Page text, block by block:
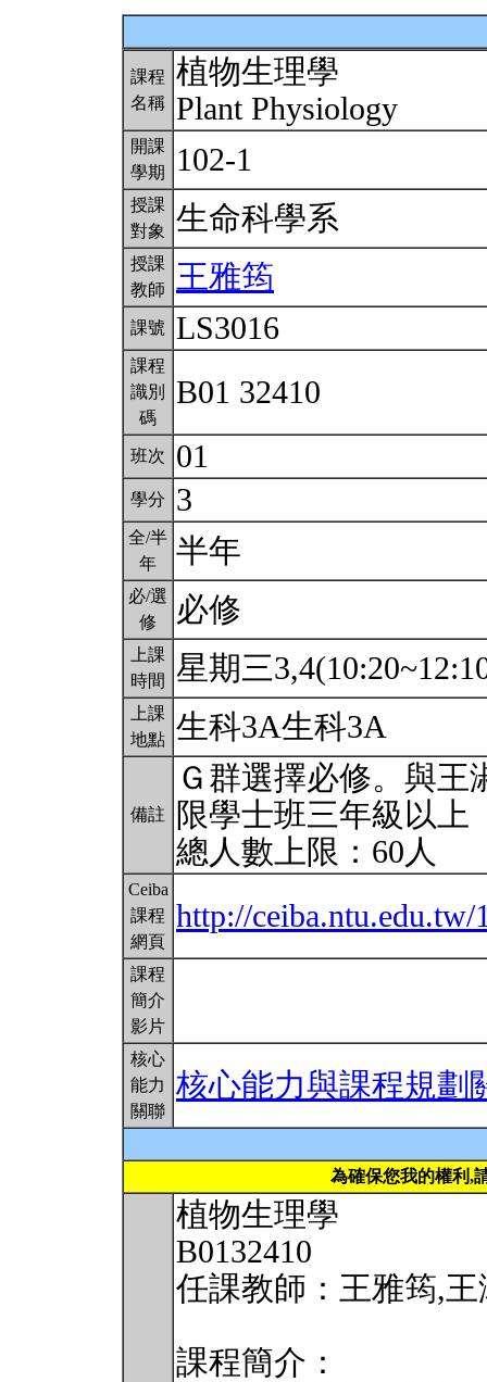
課程
名稱
植物生理學
Plant Physiology
開課
學期
102-1
授課
對象
生命科學系
授課
教師
王雅筠
課號 LS3016
課程
識別
碼
B01 32410
班次 01
學分 3
全/半
年
半年
必/選
修
必修
上課
時間
星期三
上課
地點 生科3A生科3A
備註
Ｇ群選擇必修。與王
限學士班三年級以上
總人數上限：60人
Ceiba
課程
網頁
http://ceiba.ntu.edu.tw/
課程
簡介
影片
核心
能力
關聯
核心能力與課程規劃
為確保您我的權利,
植物生理學
B0132410
任課教師：王雅筠,
課程簡介：